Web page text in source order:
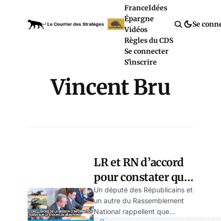
FranceIdées
Épargne
Vidéos
Règles du CDS
Se connecter
S'inscrire
Se
Vincent Bru
LR et RN d’accord
pour constater que
l’armée française
est à court de
Un député des Républicains et
un autre du Rassemblement
National rappellent que